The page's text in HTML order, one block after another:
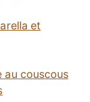
et
au couscous